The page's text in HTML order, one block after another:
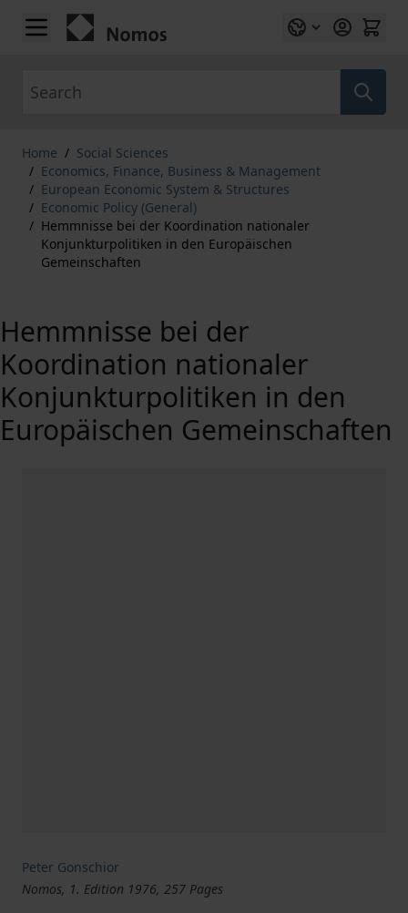
Skip to Content
Home / Social Sciences
/ Economics, Finance, Business & Management
/ European Economic System & Structures
/ Economic Policy (General)
/ Hemmnisse bei der Koordination nationaler
Konjunkturpolitiken in den Europäischen
Gemeinschaften
Hemmnisse bei der
Koordination nationaler
Konjunkturpolitiken in den
Europäischen Gemeinschaften
Peter Gonschior
Nomos, 1. Edition 1976, 257 Pages